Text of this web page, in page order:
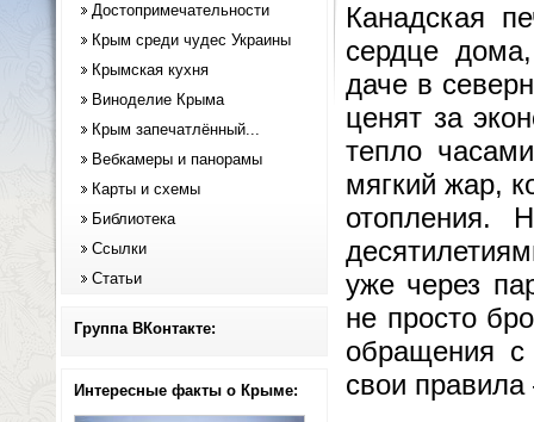
Достопримечательности
Крым среди чудес Украины
Крымская кухня
Виноделие Крыма
Крым запечатлённый...
Вебкамеры и панорамы
Карты и схемы
Библиотека
Ссылки
Статьи
Группа ВКонтакте:
Интересные факты о Крыме:
Канадская
сердце
даче в
ценят за
тепло
мягкий жар,
отопления.
уже через
не просто
обращения
свои